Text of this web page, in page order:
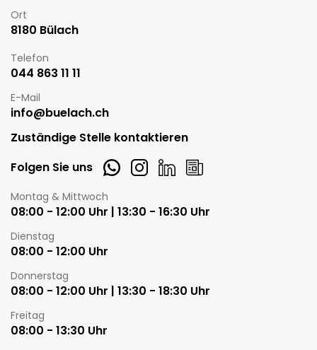
Ort
8180 Bülach
Telefon
044 863 11 11
E-Mail
info@buelach.ch
Zuständige Stelle kontaktieren
Folgen Sie uns
WhatsappInstagram
LinkedInNewsletter
Öffnungszeiten
Montag & Mittwoch
08:00 - 12:00 Uhr | 13:30 - 16:30 Uhr
Dienstag
08:00 - 12:00 Uhr
Donnerstag
08:00 - 12:00 Uhr | 13:30 - 18:30 Uhr
Freitag
08:00 - 13:30 Uhr